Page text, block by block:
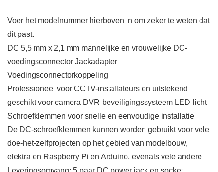
Voer het modelnummer hierboven in om zeker te weten dat
dit past.
DC 5,5 mm x 2,1 mm mannelijke en vrouwelijke DC-
voedingsconnector Jackadapter
Voedingsconnectorkoppeling
Professioneel voor CCTV-installateurs en uitstekend
geschikt voor camera DVR-beveiligingssysteem LED-licht
Schroefklemmen voor snelle en eenvoudige installatie
De DC-schroefklemmen kunnen worden gebruikt voor vele
doe-het-zelfprojecten op het gebied van modelbouw,
elektra en Raspberry Pi en Arduino, evenals vele andere